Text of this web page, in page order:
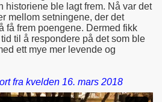
historiene ble lagt frem. Nå var det
mellom setningene, der det
få frem poengene. Dermed fikk
til å respondere på det som ble
ett mye mer levende og
fra kvelden 16. mars 2018